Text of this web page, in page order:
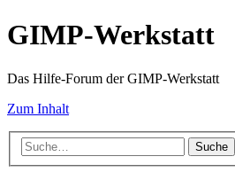
GIMP-Werkstatt
Das Hilfe-Forum der GIMP-Werkstatt
Zum Inhalt
Suche